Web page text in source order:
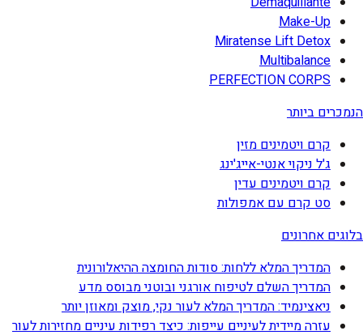
Make-Up
Miratense Lift Detox
Multibalance
PERFECTION CORPS
הנמכרים ביותר
קרם ויטמינים מזין
ג'ל ניקוי אנטי-אייג'ינג
קרם ויטמינים עדין
סט קרם עם אמפולות
בלוגים אחרונים
המדריך המלא ללחות: סודות החומצה ההיאלורונית
המדריך השלם לטיפוח אורגני ובוטני מבוסס מדע
ניאצינמיד: המדריך המלא לעור נקי, מוצק ומאוזן יותר
עזרה מיידית לעיניים עייפות: כיצד רפידות עיניים מחזירות לעור